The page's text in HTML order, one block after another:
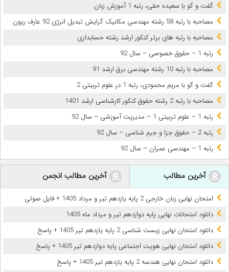
گفت و گو با سعیده حقی، ‌رتبه 1 آموزش زبان
مصاحبه با رتبه 58 رشته مهندسی مکانیک گرایش تبدیل انرژی 92 عارف ریون
مصاحبه با رتبه های برتر کنکور ارشد رشته حسابداری
رتبه 1 – حقوق خصوصی – سال 92
مصاحبه با رتبه 10 رشته مهندسی برق ارشد 91
گفت و گو با مریم محمودی، ‌رتبه 1 در علوم تربیتی 2
مصاحبه با رتبه 2 رشته حقوق کنکور کارشناسی ارشد 1401
رتبه 1 – علوم تربیتی 1 – مدیریت آموزشی – سال 92
رتبه 2 – حقوق جزا و جرم شناسی – سال 92
رتبه 1 – مهندسی عمران – سال 92
آخرین مطالب آخرین مطالب انجمن
امتحان نهایی زبان خارجی 2 پایه یازدهم تیر و مرداد 1405 + فایل صوتی
دانلود امتحانات نهایی پایه دوازدهم تیر و مرداد ماه 1405
دانلود امتحان نهایی زیست شناسی 2 پایه یازدهم تیر 1405 + پاسخ
دانلود امتحان نهایی هویت اجتماعی پایه دوازدهم تیر 1405 + پاسخ
دانلود امتحان نهایی هندسه 2 پایه یازدهم تیر 1405 + پاسخ